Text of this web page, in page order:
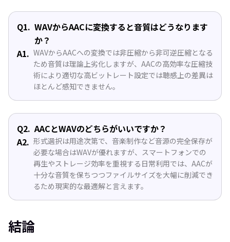
Q1. WAVからAACに変換すると音質はどうなります
か？
A1. WAVからAACへの変換では非圧縮から非可逆圧縮となる
ため音質は理論上劣化しますが、AACの高効率な圧縮技
術により適切な高ビットレート設定では聴感上の差異は
ほとんど感知できません。
Q2. AACとWAVのどちらがいいですか？
A2. 形式選択は用途次第で、音楽制作など音源の完全保存が
必要な場合はWAVが優れますが、スマートフォンでの
再生やストレージ効率を重視する日常利用では、AACが
十分な音質を保ちつつファイルサイズを大幅に削減でき
るため現実的な最適解と言えます。
結論